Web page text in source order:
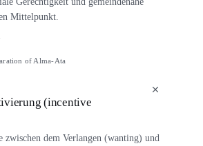
Mittelpunkt.
of Alma-Ata
(incentive
zwischen dem Verlangen (wanting) und